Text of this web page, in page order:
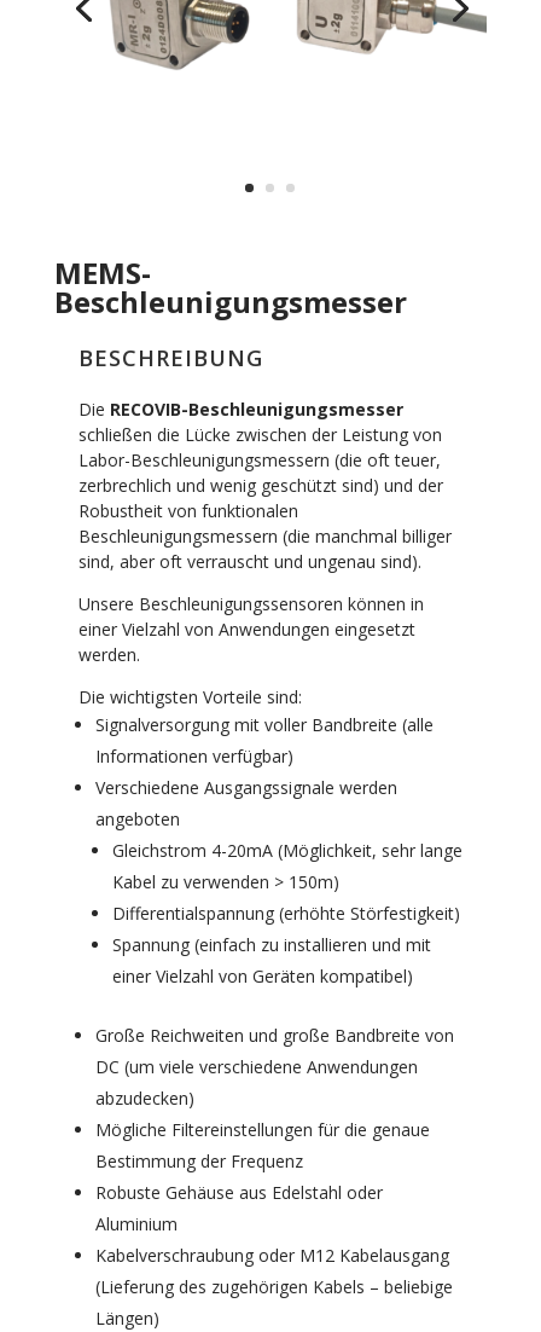
MEMS-
Beschleunigungsmesser
BESCHREIBUNG
Die RECOVIB-Beschleunigungsmesser
schließen die Lücke zwischen der Leistung von
Labor-Beschleunigungsmessern (die oft teuer,
zerbrechlich und wenig geschützt sind) und der
Robustheit von funktionalen
Beschleunigungsmessern (die manchmal billiger
sind, aber oft verrauscht und ungenau sind).
Unsere Beschleunigungssensoren können in
einer Vielzahl von Anwendungen eingesetzt
werden.
Die wichtigsten Vorteile sind:
Signalversorgung mit voller Bandbreite (alle
Informationen verfügbar)
Verschiedene Ausgangssignale werden
angeboten
Gleichstrom 4-20mA (Möglichkeit, sehr lange
Kabel zu verwenden > 150m)
Differentialspannung (erhöhte Störfestigkeit)
Spannung (einfach zu installieren und mit
einer Vielzahl von Geräten kompatibel)
Große Reichweiten und große Bandbreite von
DC (um viele verschiedene Anwendungen
abzudecken)
Mögliche Filtereinstellungen für die genaue
Bestimmung der Frequenz
Robuste Gehäuse aus Edelstahl oder
Aluminium
Kabelverschraubung oder M12 Kabelausgang
(Lieferung des zugehörigen Kabels – beliebige
Längen)